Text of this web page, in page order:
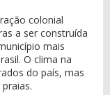
colonial
a ser construída
mais
O clima na
do país, mas